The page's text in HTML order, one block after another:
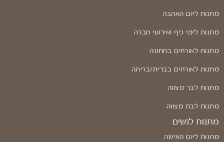
מתנות ליום האהבה
מתנות לימי כיף ואירועי חברה
מתנות לאורחים בחתונה
מתנות לאורחים בברית/בריתה
מתנות לבר מצווה
מתנות לבת מצווה
מתנות לנשים
מתנות ליום האישה